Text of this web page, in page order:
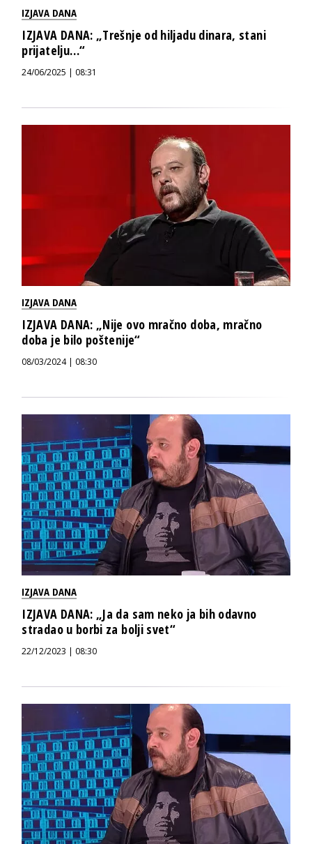
IZJAVA DANA
IZJAVA DANA: „Trešnje od hiljadu dinara, stani
prijatelju…“
24/06/2025 | 08:31
IZJAVA DANA
IZJAVA DANA: „Nije ovo mračno doba, mračno
doba je bilo poštenije“
08/03/2024 | 08:30
IZJAVA DANA
IZJAVA DANA: „Ja da sam neko ja bih odavno
stradao u borbi za bolji svet“
22/12/2023 | 08:30